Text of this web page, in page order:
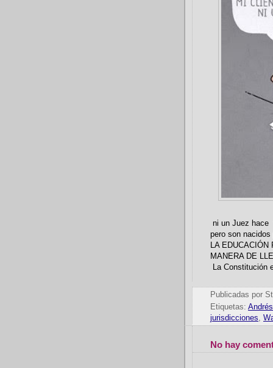
ni un Juez hace
pero son nacidos
LA
MANERA DE
La Constitución
Publicadas por
Etiquetas:
jurisdicciones,
No hay